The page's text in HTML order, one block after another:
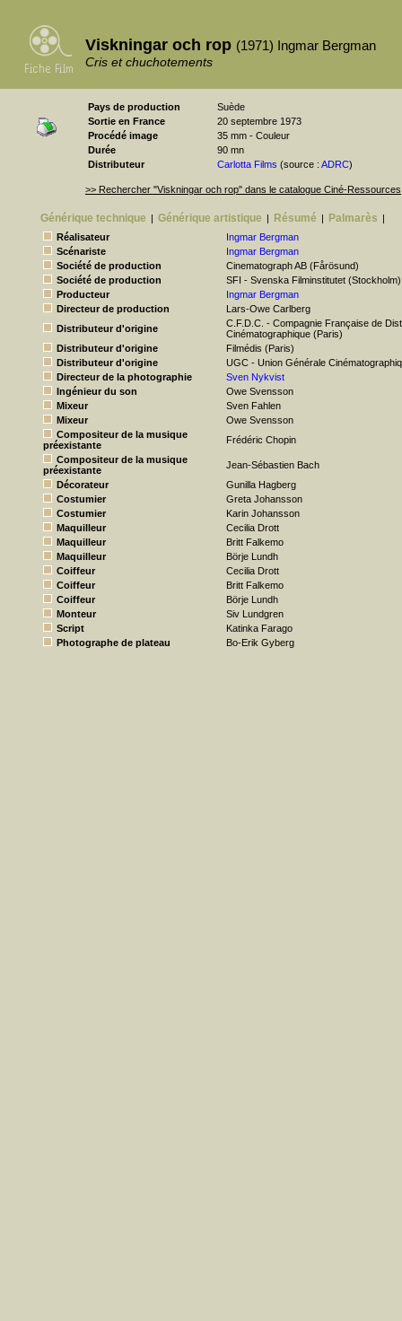
Viskningar och rop (1971) Ingmar Bergman
Cris et chuchotements
Pays de production
Suède
Sortie en France
20 septembre 1973
Procédé image
35 mm - Couleur
Durée
90 mn
Distributeur
Carlotta Films (source : ADRC)
>> Rechercher "Viskningar och rop" dans le catalogue Ciné-Ressources
Générique technique | Générique artistique | Résumé | Palmarès |
Réalisateur
Ingmar Bergman
Scénariste
Ingmar Bergman
Société de production
Cinematograph AB (Fårösund)
Société de production
SFI - Svenska Filminstitutet (Stockholm)
Producteur
Ingmar Bergman
Directeur de production
Lars-Owe Carlberg
Distributeur d'origine
C.F.D.C. - Compagnie Française de
Cinématographique (Paris)
Distributeur d'origine
Filmédis (Paris)
Distributeur d'origine
UGC - Union Générale
Directeur de la photographie
Sven Nykvist
Ingénieur du son
Owe Svensson
Mixeur
Sven Fahlen
Mixeur
Owe Svensson
Compositeur de la musique
préexistante
Frédéric Chopin
Compositeur de la musique
préexistante
Jean-Sébastien Bach
Décorateur
Gunilla Hagberg
Costumier
Greta Johansson
Costumier
Karin Johansson
Maquilleur
Cecilia Drott
Maquilleur
Britt Falkemo
Maquilleur
Börje Lundh
Coiffeur
Cecilia Drott
Coiffeur
Britt Falkemo
Coiffeur
Börje Lundh
Monteur
Siv Lundgren
Script
Katinka Farago
Photographe de plateau
Bo-Erik Gyberg